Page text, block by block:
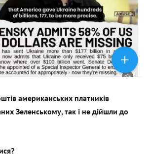
американських платників
Зеленському, так і не дійшли до